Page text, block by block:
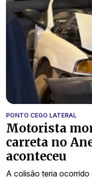
PONTO CEGO LATERAL
Motorista
carreta no
aconteceu
A colisão teria